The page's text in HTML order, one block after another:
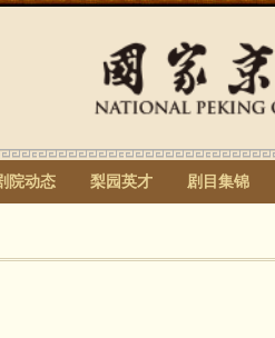
院动态 梨园英才 剧目集锦